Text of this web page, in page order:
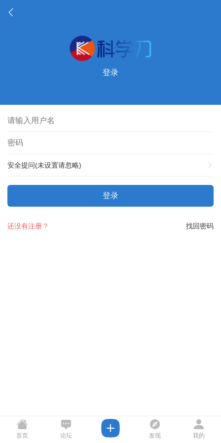
登录
安全提问(未设置请忽略)
登录
找回密码
还没有注册？
首页 论坛 发现 我的